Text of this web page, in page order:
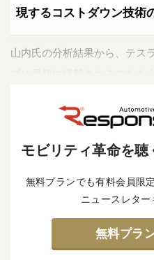
現するコストダウン技術
山内氏の分析結果から、テス
モビリティ革命を聴
無料プランでも有料会員限
ニュースレター
無料プラ